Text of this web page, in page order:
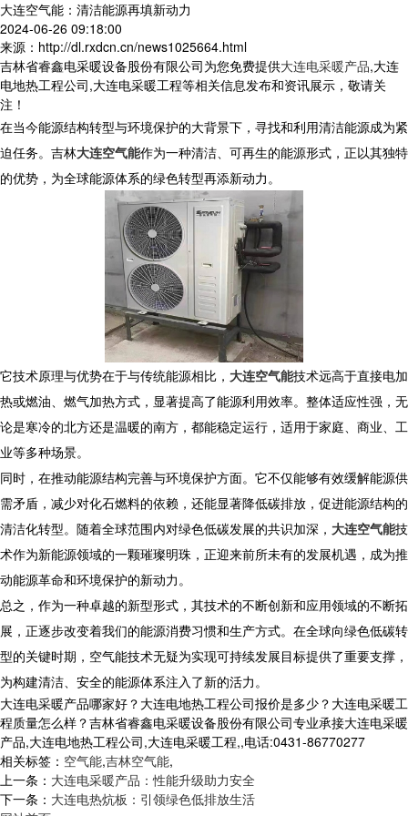
大连空气能：清洁能源再填新动力
2024-06-26 09:18:00
来源：http://dl.rxdcn.cn/news1025664.html
吉林省睿鑫电采暖设备股份有限公司为您免费提供大连电采暖产品,大连
电地热工程公司,大连电采暖工程等相关信息发布和资讯展示，敬请关
注！
在当今能源结构转型与环境保护的大背景下，寻找和利用清洁能源成为紧
迫任务。吉林大连空气能作为一种清洁、可再生的能源形式，正以其独特
的优势，为全球能源体系的绿色转型再添新动力。
它技术原理与优势在于与传统能源相比， 大连空气能技术远高于直接电加
热或燃油、燃气加热方式，显著提高了能源利用效率。整体适应性强，无
论是寒冷的北方还是温暖的南方，都能稳定运行，适用于家庭、商业、工
业等多种场景。
同时，在推动能源结构完善与环境保护方面。它不仅能够有效缓解能源供
需矛盾，减少对化石燃料的依赖，还能显著降低碳排放，促进能源结构的
清洁化转型。随着全球范围内对绿色低碳发展的共识加深， 大连空气能技
术作为新能源领域的一颗璀璨明珠，正迎来前所未有的发展机遇，成为推
动能源革命和环境保护的新动力。
总之，作为一种卓越的新型形式，其技术的不断创新和应用领域的不断拓
展，正逐步改变着我们的能源消费习惯和生产方式。在全球向绿色低碳转
型的关键时期，空气能技术无疑为实现可持续发展目标提供了重要支撑，
为构建清洁、安全的能源体系注入了新的活力。
大连电采暖产品哪家好？大连电地热工程公司报价是多少？大连电采暖工
程质量怎么样？吉林省睿鑫电采暖设备股份有限公司专业承接大连电采暖
产品,大连电地热工程公司,大连电采暖工程,,电话:0431-86770277
相关标签： 空气能,吉林空气能,
上一条： 大连电采暖产品：性能升级助力安全
下一条： 大连电热炕板：引领绿色低排放生活